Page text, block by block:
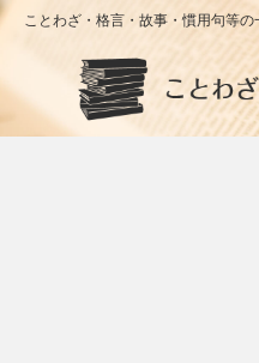
ことわざ・格言・故事・慣用句等